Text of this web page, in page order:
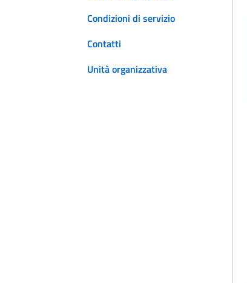
Condizioni di servizio
Contatti
Unità organizzativa